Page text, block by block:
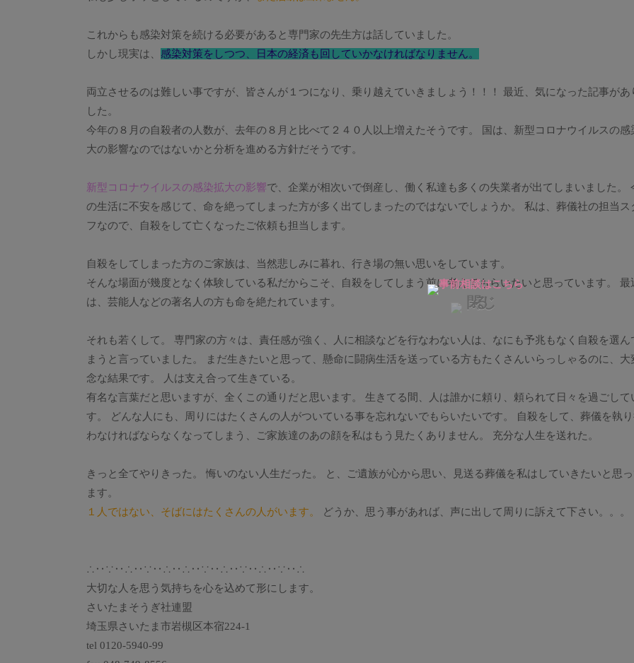
これからも感染対策を続ける必要があると専門家の先生方は話していました。
しかし現実は、 感染対策をしつつ、日本の経済も回していかなければなりません。
両立させるのは難しい事ですが、皆さんが１つになり、乗り越えていきましょう！！！ 最近、気になった記事があ
した。
今年の８月の自殺者の人数が、去年の８月と比べて２４０人以上増えたそうです。 国は、新型コロナウイルスの感
大の影響なのではないかと分析を進める方針だそうです。
新型コロナウイルスの感染拡大の影響で、企業が相次いで倒産し、働く私達も多くの失業者が出てしまいました。
の生活に不安を感じて、命を絶ってしまった方が多く出てしまったのではないでしょうか。 私は、葬儀社の担当ス
フなので、自殺をして亡くなったご依頼も担当します。
自殺をしてしまった方のご家族は、当然悲しみに暮れ、行き場の無い思いをしています。
そんな場面が幾度となく体験している私だからこそ、自殺をしてしまう前に考えてもらいたいと思っています。 最
は、芸能人などの著名人の方も命を絶たれています。
それも若くして。 専門家の方々は、責任感が強く、人に相談などを行なわない人は、なにも予兆もなく自殺を選ん
まうと言っていました。 まだ生きたいと思って、懸命に闘病生活を送っている方もたくさんいらっしゃるのに、大
念な結果です。 人は支え合って生きている。
有名な言葉だと思いますが、全くこの通りだと思います。 生きてる間、人は誰かに頼り、頼られて日々を過ごして
す。 どんな人にも、周りにはたくさんの人がついている事を忘れないでもらいたいです。 自殺をして、葬儀を執
わなければならなくなってしまう、ご家族達のあの顔を私はもう見たくありません。 充分な人生を送れた。
きっと全てやりきった。 悔いのない人生だった。 と、ご遺族が心から思い、見送る葬儀を私はしていきたいと思
ます。
１人ではない、そばにはたくさんの人がいます。
どうか、思う事があれば、声に出して周りに訴えて下さい。。。
∴‥∵‥∴‥∵‥∴‥∴‥∵‥∴‥∵‥∴‥∵‥∴
大切な人を思う気持ちを心を込めて形にします。
さいたまそうぎ社連盟
埼玉県さいたま市岩槻区本宿224-1
tel 0120-5940-99